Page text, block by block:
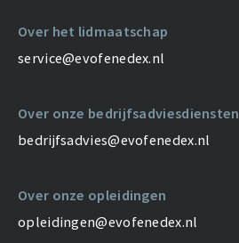
Over het lidmaatschap
service@evofenedex.nl
Over onze bedrijfsadviesdiensten
bedrijfsadvies@evofenedex.nl
Over onze opleidingen
opleidingen@evofenedex.nl